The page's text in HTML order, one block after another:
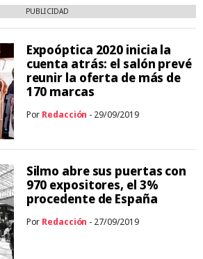
PUBLICIDAD
Expoóptica 2020 inicia la
cuenta atrás: el salón prevé
reunir la oferta de más de
170 marcas
Por Redacción - 29/09/2019
Silmo abre sus puertas con
970 expositores, el 3%
procedente de España
Por Redacción - 27/09/2019